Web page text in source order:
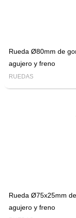
Rueda Ø80mm de
agujero y freno
RUEDAS
Rueda Ø75x25mm
agujero y freno